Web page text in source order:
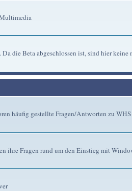
die Beta abgeschlossen ist, sind hier keine
häufig gestellte Fragen/Antworten zu
ihre Fragen rund um den Einstieg mit